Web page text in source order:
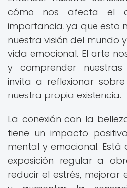
cómo nos afecta el
importancia, ya que esto
nuestra visión del mundo
vida emocional. El arte
y comprender
invita a reflexionar
nuestra propia existencia.
La conexión con la
tiene un impacto
mental y emocional.
exposición regular a
reducir el estrés, mejorar